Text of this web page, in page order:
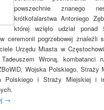
powszechnie znanego
krótkofalarstwa Antoniego
której wzięło udział
ceremonii pogrzebowej znaleźli
Urzędu Miasta w
Wroną, kombatanci
Wojska Polskiego, Straży
Polskiego i Straży Miejskiej i
→